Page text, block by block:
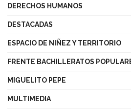
DERECHOS HUMANOS
DESTACADAS
ESPACIO DE NIÑEZ Y TERRITORIO
FRENTE BACHILLERATOS
MIGUELITO PEPE
MULTIMEDIA